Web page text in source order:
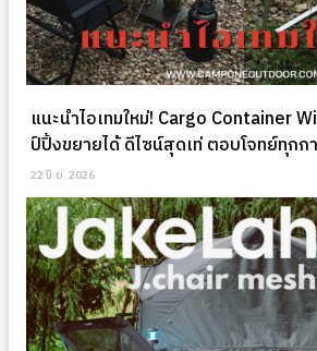
แนะนำไอเทมใหม่! Cargo Container
ป์ปิ้งขยายได้ ดีไซน์สุดเท่ ตอบโจทย์ทุกก
22 มิ.ย. 2026